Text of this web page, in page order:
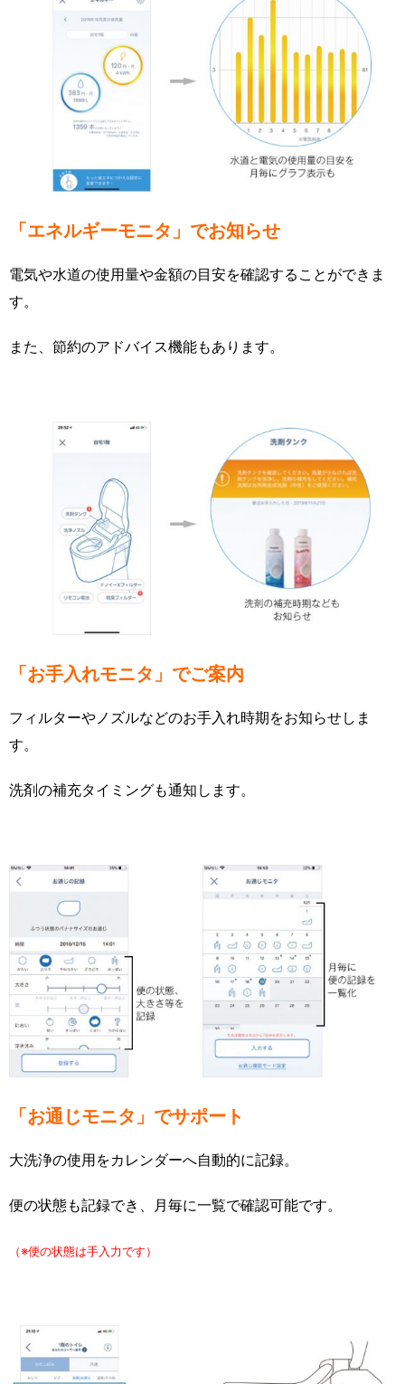
「エネルギーモニタ」でお知らせ
電気や水道の使用量や金額の目安を確認することができま
す。
また、節約のアドバイス機能もあります。
「お手入れモニタ」でご案内
フィルターやノズルなどのお手入れ時期をお知らせしま
す。
洗剤の補充タイミングも通知します。
「お通じモニタ」でサポート
大洗浄の使用をカレンダーへ自動的に記録。
便の状態も記録でき、月毎に一覧で確認可能です。
（※便の状態は手入力です）